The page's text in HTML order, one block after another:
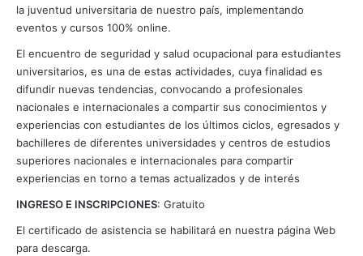
la juventud universitaria de nuestro país, implementando
eventos y cursos 100% online.
El encuentro de seguridad y salud ocupacional para estudiantes
universitarios, es una de estas actividades, cuya finalidad es
difundir nuevas tendencias, convocando a profesionales
nacionales e internacionales a compartir sus conocimientos y
experiencias con estudiantes de los últimos ciclos, egresados y
bachilleres de diferentes universidades y centros de estudios
superiores nacionales e internacionales para compartir
experiencias en torno a temas actualizados y de interés
INGRESO E INSCRIPCIONES: Gratuito
El certificado de asistencia se habilitará en nuestra página Web
para descarga.